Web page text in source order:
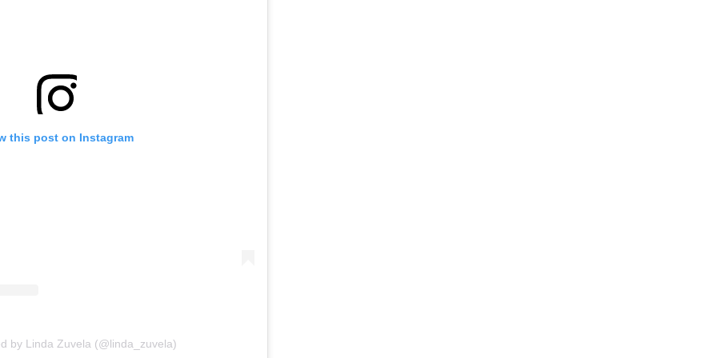
this post on Instagram
by Linda Zuvela (@linda_zuvela)